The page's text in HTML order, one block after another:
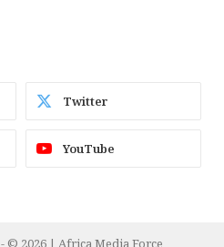
Twitter
YouTube
- © 2026 | Africa Media Force